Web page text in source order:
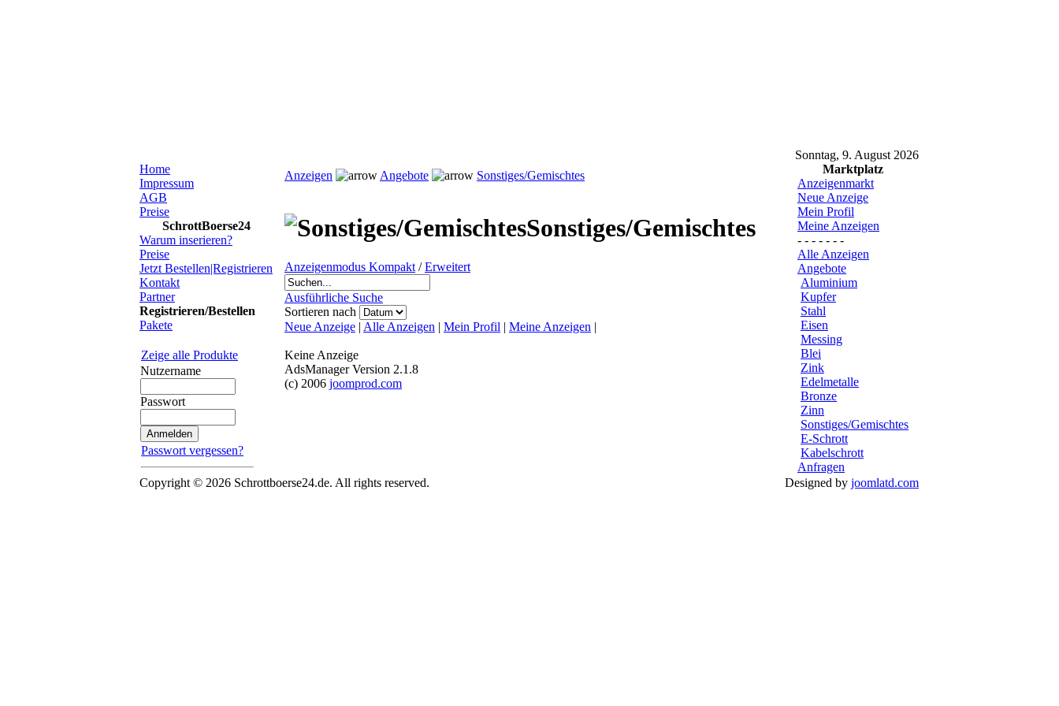
Sonntag, 9. August 2026
Home
Impressum
AGB
Preise
SchrottBoerse24
Warum inserieren?
Preise
Jetzt Bestellen|Registrieren
Kontakt
Partner
Registrieren/Bestellen
Pakete
Zeige alle Produkte
Nutzername
Passwort
Passwort vergessen?
Anzeigen Angebote Sonstiges/Gemischtes
Sonstiges/Gemischtes
Anzeigenmodus Kompakt /Erweitert
Ausführliche Suche
Sortieren nach
Neue Anzeige | Alle Anzeigen | Mein Profil | Meine Anzeigen |
Keine Anzeige
AdsManager Version 2.1.8
(c) 2006 joomprod.com
Marktplatz
Anzeigenmarkt
Neue Anzeige
Mein Profil
Meine Anzeigen
- - - - - - -
Alle Anzeigen
Angebote
Aluminium
Kupfer
Stahl
Eisen
Messing
Blei
Zink
Edelmetalle
Bronze
Zinn
Sonstiges/Gemischtes
E-Schrott
Kabelschrott
Anfragen
Copyright © 2026 Schrottboerse24.de. All rights reserved.
Designed by joomlatd.com